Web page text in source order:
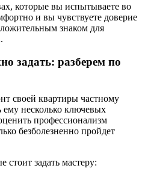
которые вы испытываете во
и вы чувствуете доверие
знаком для
задать: разберем по
своей квартиры частному
ему несколько ключевых
профессионализм
безболезненно пройдет
стоит задать мастеру: